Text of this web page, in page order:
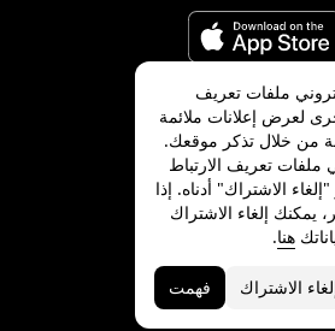
الاحتياجات الخاصةالشروط
ملفات تعريف
لعرض إعلانات ملائمة
من خلال تذكر موقعك.
ملفات تعريف الارتباط
الاشتراك" أدناه. إذا
إلغاء الاشتراك
هنا.
الاشتراك فهمت